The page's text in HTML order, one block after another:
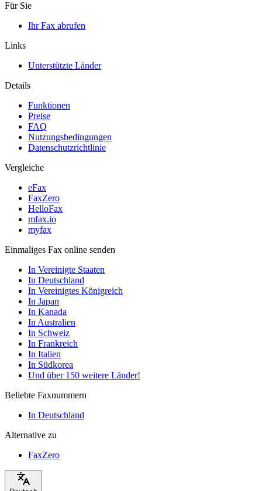
Für Sie
Ihr Fax abrufen
Links
Unterstützte Länder
Details
Funktionen
Preise
FAQ
Nutzungsbedingungen
Datenschutzrichtlinie
Vergleiche
eFax
FaxZero
HelloFax
mfax.io
myfax
Einmaliges Fax online senden
In Vereinigte Staaten
In Deutschland
In Vereinigtes Königreich
In Japan
In Kanada
In Australien
In Schweiz
In Frankreich
In Italien
In Südkorea
Und über 150 weitere Länder!
Beliebte Faxnummern
In Deutschland
Alternative zu
FaxZero